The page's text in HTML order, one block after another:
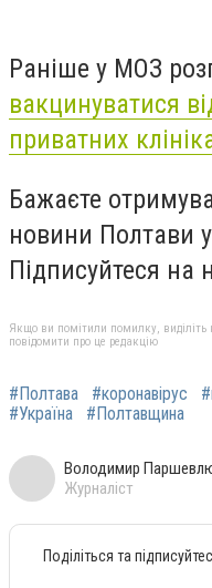
Раніше у МОЗ
вакцинуватися
приватних
Бажаєте
новини Полтави
Підписуйтеся на
Якщо ви помітили помилку, виділіть
повідомити про це редакцію
#Полтава #коронавірус
#Україна
#Полтавщина
Володимир
Журналіст
Поділіться та